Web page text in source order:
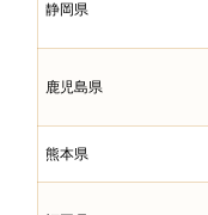
静岡県
鹿児島県
熊本県